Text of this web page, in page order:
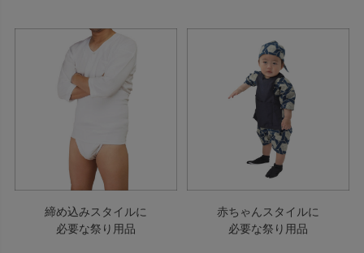
締め込みスタイルに
必要な祭り用品
赤ちゃんスタイルに
必要な祭り用品